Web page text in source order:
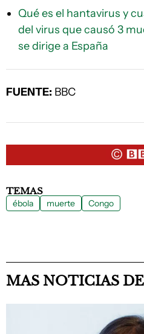
Qué es el hantavirus y
del virus que causó 3
se dirige a España
FUENTE: BBC
TEMAS
ébola muerte Congo
MAS NOTICIAS